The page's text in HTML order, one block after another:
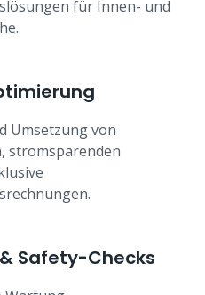
für Innen- und
Umsetzung von
stromsparenden
Safety-Checks